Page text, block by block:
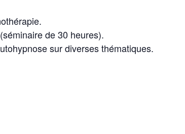
de 30 heures).
sur diverses thématiques.